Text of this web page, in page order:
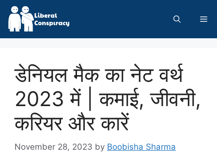
Skip
content
डेनियल मैक का नेट वर्थ
2023 में | कमाई, जीवनी,
करियर और कारें
November 28, 2023 by Boobisha Sharma